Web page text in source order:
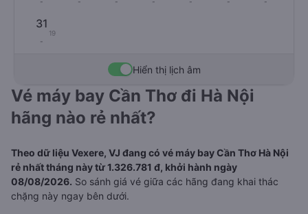
31
19
-
Hiển thị lịch âm
Vé máy bay Cần Thơ đi Hà Nội
hãng nào rẻ nhất?
Theo dữ liệu Vexere, VJ đang có vé máy bay Cần Thơ Hà Nội
rẻ nhất tháng này từ 1.326.781 đ, khởi hành ngày
08/08/2026. So sánh giá vé giữa các hãng đang khai thác
chặng này ngay bên dưới.